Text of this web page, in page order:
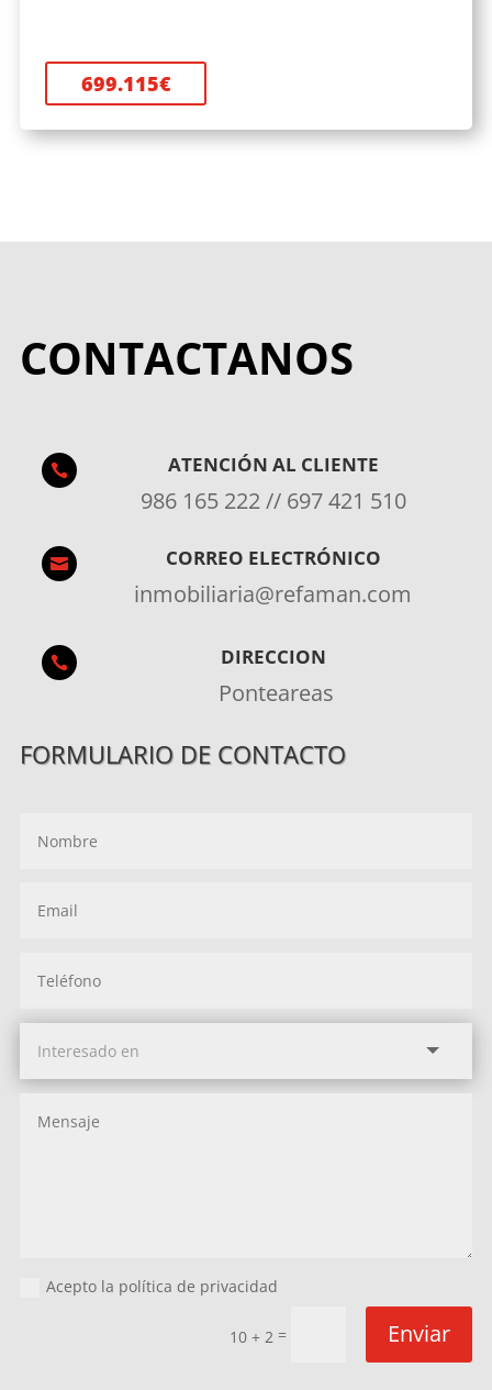
699.115€
CONTACTANOS
 ATENCIÓN AL CLIENTE
986 165 222 // 697 421 510
 CORREO ELECTRÓNICO
inmobiliaria@refaman.com
 DIRECCION
Ponteareas
FORMULARIO DE CONTACTO
Acepto la política de privacidad
10 + 2 = Enviar